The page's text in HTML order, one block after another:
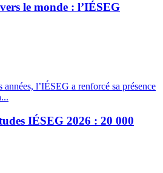
le monde : l’IÉSEG
l’IÉSEG a renforcé sa présence
...
IÉSEG 2026 : 20 000